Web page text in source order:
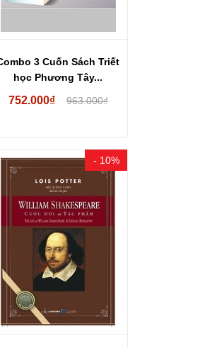
3 Cuốn Sách Triết
học Phương Tây...
752.000₫ 963.000₫
- 10%